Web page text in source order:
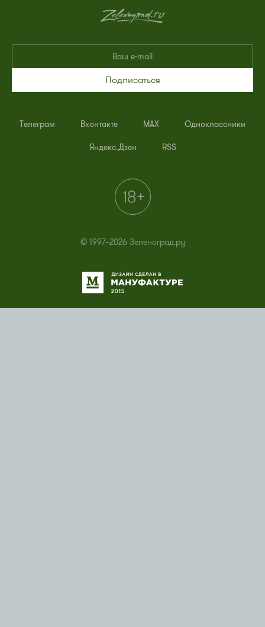
Подписаться
Телеграм Вконтакте MAX Одноклассники
Яндекс.Дзен RSS
© 1997–2026 Зеленоград.ру